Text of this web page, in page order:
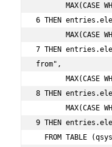
6 THEN
7 THEN
from",
8 THEN
9 THEN